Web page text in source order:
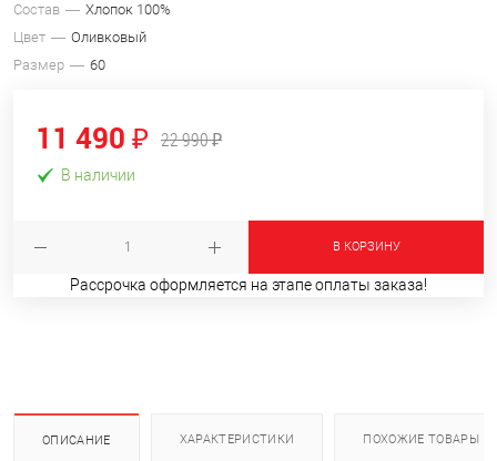
Состав
Хлопок 100%
Цвет
Оливковый
Размер
60
11 490 ₽ 22 990 ₽
В наличии
В КОРЗИНУ
Рассрочка оформляется на этапе оплаты заказа!
ОПИСАНИЕ ХАРАКТЕРИСТИКИ ПОХОЖИЕ ТОВАРЫ